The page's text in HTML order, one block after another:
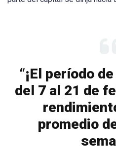
“¡El período
del 7 al 21 de
promedio